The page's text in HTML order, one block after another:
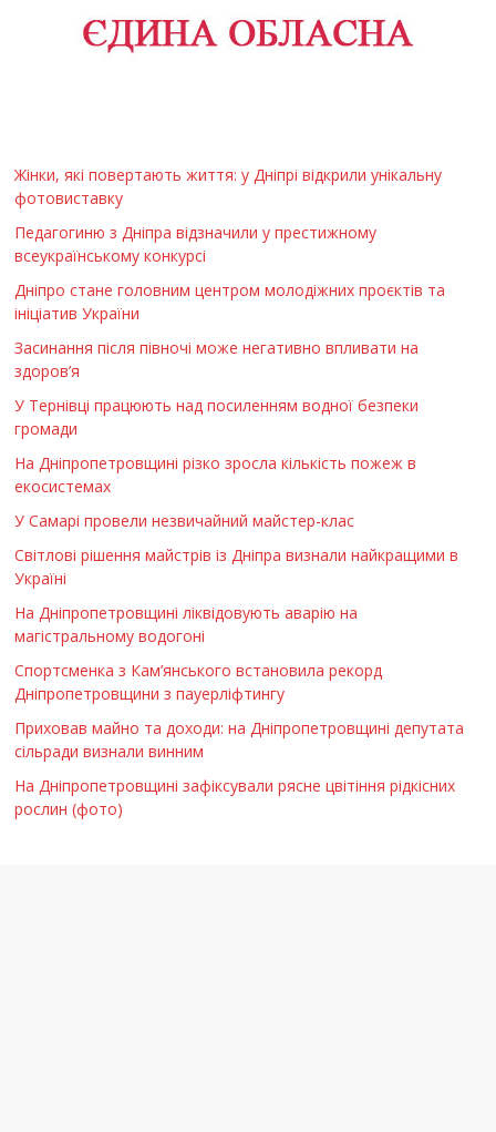
Жінки, які повертають життя: у Дніпрі відкрили унікальну
фотовиставку
Педагогиню з Дніпра відзначили у престижному
всеукраїнському конкурсі
Дніпро стане головним центром молодіжних проєктів та
ініціатив України
Засинання після півночі може негативно впливати на
здоров’я
У Тернівці працюють над посиленням водної безпеки
громади
На Дніпропетровщині різко зросла кількість пожеж в
екосистемах
У Самарі провели незвичайний майстер-клас
Світлові рішення майстрів із Дніпра визнали найкращими в
Україні
На Дніпропетровщині ліквідовують аварію на
магістральному водогоні
Спортсменка з Кам’янського встановила рекорд
Дніпропетровщини з пауерліфтингу
Приховав майно та доходи: на Дніпропетровщині депутата
сільради визнали винним
На Дніпропетровщині зафіксували рясне цвітіння рідкісних
рослин (фото)